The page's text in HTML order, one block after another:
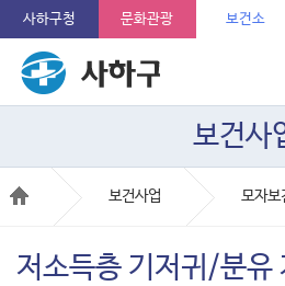
사하구청 문화관광 보건소
보건사
보건사업 모자보
저소득층 기저귀/분유